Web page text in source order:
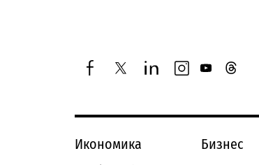
facebooktwitterlinkedininstagram
youtubethreads
Икономика Бизнес